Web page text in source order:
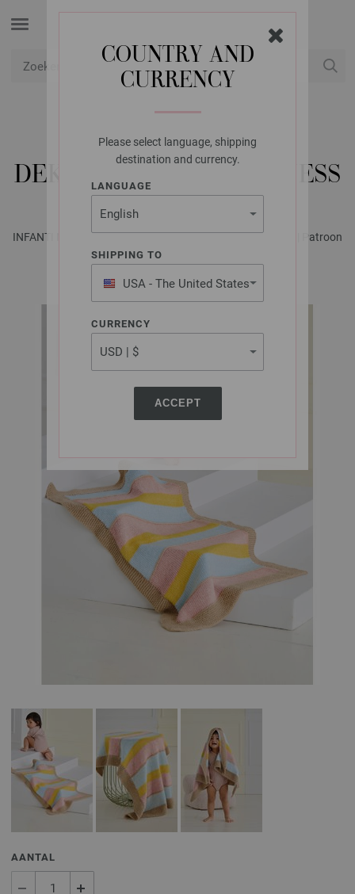
COUNTRY AND
CURRENCY
Please select language, shipping
destination and currency.
LANGUAGE
SHIPPING TO
USA - The United States
of America
CURRENCY
ACCEPT
LANA GROSSA
DEKEN SUMMER SOFTNESS
INFANTI No. 22 - Tijdschrift (DE) + Breibeschrijvingen (NL) | Patroon
AANTAL